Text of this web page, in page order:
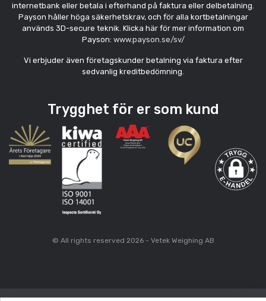
internetbank eller betala i efterhand på faktura eller delbetalning.
Payson håller höga säkerhetskrav, och för alla kortbetalningar
används 3D-secure teknik. Klicka här för mer information om
Payson: www.payson.se/sv/
Vi erbjuder även företagskunder betalning via faktura efter
sedvanlig kreditbedömning.
Trygghet för er som kund
© All rights reserved 2026 - Vetek Weighing AB